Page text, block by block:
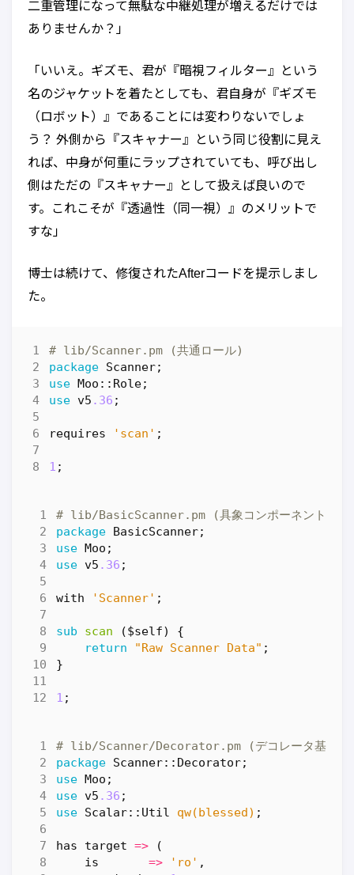
二重管理になって無駄な中継処理が増えるだけでは
ありませんか？」
「いいえ。ギズモ、君が『暗視フィルター』という
名のジャケットを着たとしても、君自身が『ギズモ
（ロボット）』であることには変わりないでしょ
う？ 外側から『スキャナー』という同じ役割に見え
れば、中身が何重にラップされていても、呼び出し
側はただの『スキャナー』として扱えば良いので
す。これこそが『透過性（同一視）』のメリットで
すな」
博士は続けて、修復されたAfterコードを提示しまし
た。
# lib/Scanner.pm (共通ロール)
package Scanner;
use Moo::Role;
use v5 .36 ;
requires 'scan' ;
1 ;
# lib/BasicScanner.pm (具象コンポーネント)
package BasicScanner;
use Moo ;
use v5 .36 ;
with 'Scanner' ;
sub scan
($self) {
return
"Raw Scanner Data" ;
}
1 ;
# lib/Scanner/Decorator.pm (デコレータ基底ク
package Scanner::Decorator;
use Moo ;
use v5 .36 ;
use Scalar::Util qw(blessed) ;
has target =>
(
is
=> 'ro' ,